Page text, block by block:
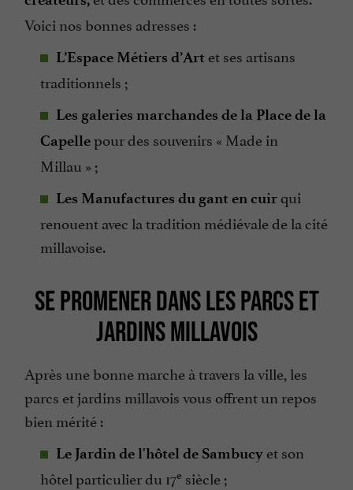
Voici nos bonnes adresses :
L’Espace Métiers d’Art et ses artisans
traditionnels ;
Les galeries marchandes de la Place de la
Capellepour des souvenirs « Made in
Millau » ;
Les Manufactures du gant en cuirqui
renouent avec la tradition médiévale de la cité
millavoise.
SE PROMENER DANS LES PARCS ET
JARDINS MILLAVOIS
Après une bonne marche à travers la ville, les
parcs et jardins millavois vous offrent un repos
bien mérité :
Le Jardin de l'hôtel de Sambucy et son
hôtel particulier du 17e siècle ;